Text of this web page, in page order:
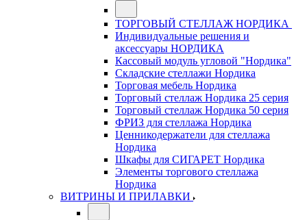
ТОРГОВЫЙ СТЕЛЛАЖ НОРДИКА
Индивидуальные решения и
аксессуары НОРДИКА
Кассовый модуль угловой "Нордика"
Складские стеллажи Нордика
Торговая мебель Нордика
Торговый стеллаж Нордика 25 серия
Торговый стеллаж Нордика 50 серия
ФРИЗ для стеллажа Нордика
Ценникодержатели для стеллажа
Нордика
Шкафы для СИГАРЕТ Нордика
Элементы торгового стеллажа
Нордика
ВИТРИНЫ И ПРИЛАВКИ